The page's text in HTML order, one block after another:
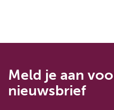
Meld je aan
nieuwsbrief